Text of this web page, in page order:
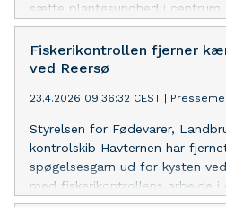
sætte plantesundhed i centrum
Fiskerikontrollen fjerner
ved Reersø
23.4.2026 09:36:32 CEST
Styrelsen for Fødevarer,
kontrolskib Havternen har
spøgelsesgarn ud for kysten
med fiskerikontrollens arbejde i